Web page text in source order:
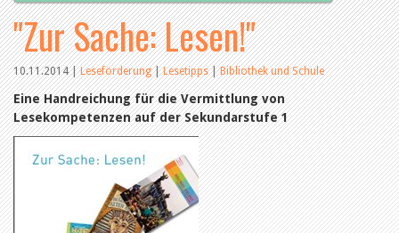
News und Fachbeiträge
Bibliotheken
Agenda
Dienstleistungen
Zur Artikelübersicht
Lesenswert
Gut bewertet
Kategorien
Aus dem Amt für Kultur
Aus der Kommission
Aus den Bibliotheken
Raum und Infrastruktur
Personal
"Zur Sache: Lesen!"
10.11.2014|Leseförderung|Lesetipps|Bibliothek und Schule
Eine Handreichung für die Vermittlung von
Lesekompetenzen auf der Sekundarstufe 1